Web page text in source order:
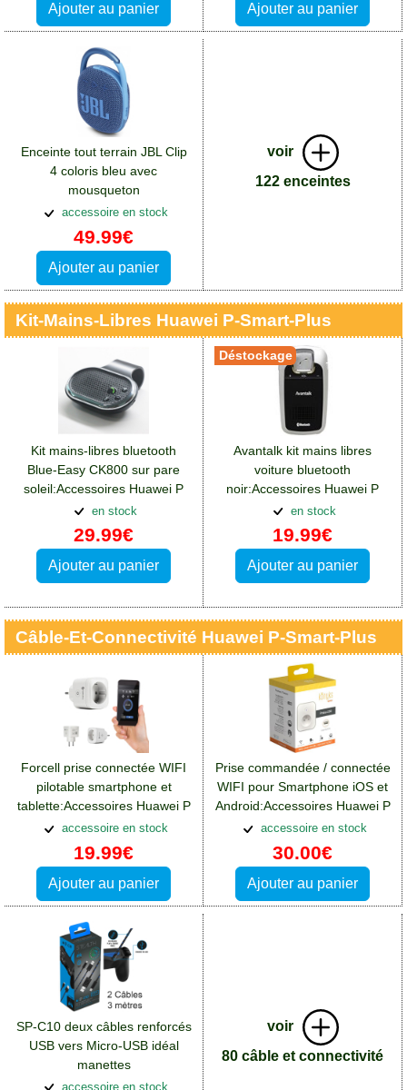
Ajouter au panier Ajouter au panier
Enceinte tout terrain JBL Clip
4 coloris bleu avec
mousqueton
métallique:Accessoires
Huawei P Smart Plus
accessoire en stock
49.99€
Ajouter au panier
voir
122 enceintes
Kit-Mains-Libres Huawei P-Smart-Plus
Kit mains-libres bluetooth
Blue-Easy CK800 sur pare
soleil:Accessoires Huawei P
Smart Plus
en stock
29.99€
Ajouter au panier
Avantalk kit mains libres
voiture bluetooth
noir:Accessoires Huawei P
Smart Plus
en stock
19.99€
Ajouter au panier
Déstockage
Câble-Et-Connectivité Huawei P-Smart-Plus
Forcell prise connectée WIFI
pilotable smartphone et
tablette:Accessoires Huawei P
Smart Plus
accessoire en stock
19.99€
Ajouter au panier
Prise commandée / connectée
WIFI pour Smartphone iOS et
Android:Accessoires Huawei P
Smart Plus
accessoire en stock
30.00€
Ajouter au panier
SP-C10 deux câbles renforcés
USB vers Micro-USB idéal
manettes
Playstation:Accessoires
accessoire en stock
voir
80 câble et connectivité